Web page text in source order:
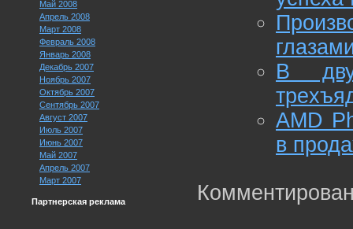
Май 2008
Апрель 2008
Март 2008
Февраль 2008
Январь 2008
Декабрь 2007
Ноябрь 2007
Октябрь 2007
Сентябрь 2007
Август 2007
Июль 2007
Июнь 2007
Май 2007
Апрель 2007
Март 2007
Партнерская реклама
В
AMD
в